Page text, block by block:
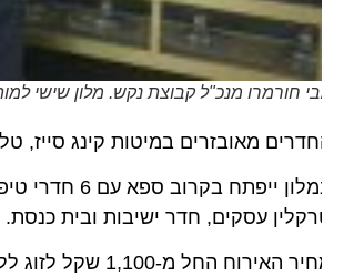
חורמרו מנכ"ל קבוצת נקש. מלון שישי למותג
מאובזרים במיטות קינג סייז, טלוויזיות עם מסך בגודל 55", מכונת נספרסו, מיני בר,
במלון ייפתח
עסקים, חדר ישיבות ובית כנסת.
החל מ-1,100 שקל לזוג ללינה ללילה ו-1,360 שקל לזוג על בסיס לינה וארוחת בוקר